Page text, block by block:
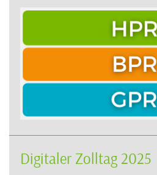
Digitaler Zolltag 2025